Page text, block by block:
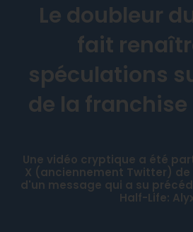
Le doubleur
fait
spéculations
de la
Une vidéo cryptique a été
X (anciennement Twitter)
d'un message qui a su
Half-Life: